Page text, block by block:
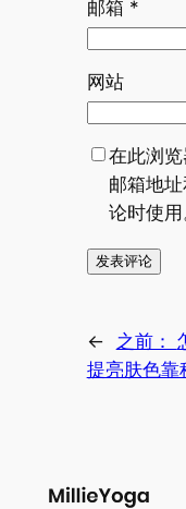
邮箱 *
网站
在此浏览
邮箱地
论时使用
← 之前：
提亮肤色靠